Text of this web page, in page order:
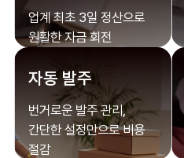
업계 최초 3일 정산으로
원활한 자금 회전
자동 발주
번거로운 발주 관리,
간단한 설정만으로 비용
절감